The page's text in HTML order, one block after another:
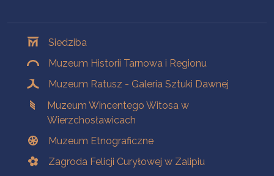
Siedziba
Muzeum Historii Tarnowa i Regionu
Muzeum Ratusz - Galeria Sztuki Dawnej
Muzeum Wincentego Witosa w
Wierzchosławicach
Muzeum Etnograficzne
Zagroda Felicji Curyłowej w Zalipiu